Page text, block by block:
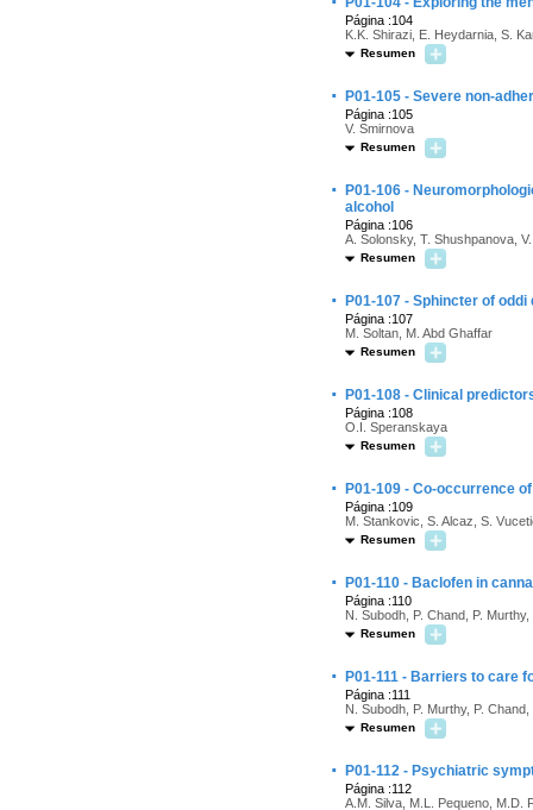
Página :104
K.K. Shirazi, E. Heydarnia, S.
Resumen
· P01-105 - Severe non-
Página :105
V. Smirnova
Resumen
·
P01-106 -
alcohol
Página :106
A. Solonsky, T. Shushpanova,
Resumen
· P01-107 - Sphincter of
Página :107
M. Soltan, M. Abd Ghaffar
Resumen
· P01-108 - Clinical
Página :108
O.I. Speranskaya
Resumen
· P01-109 - Co-occurrence
Página :109
M. Stankovic, S. Alcaz, S.
Resumen
· P01-110 - Baclofen in
Página :110
N. Subodh, P. Chand, P.
Resumen
· P01-111 - Barriers to care
Página :111
N. Subodh, P. Murthy, P.
Resumen
· P01-112 - Psychiatric
Página :112
A.M. Silva, M.L. Pequeno, M.D.